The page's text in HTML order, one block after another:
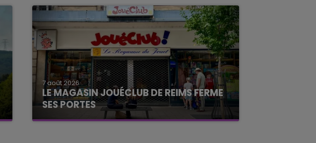
7 août 2026
LE MAGASIN JOUÉCLUB DE REIMS FERME
SES PORTES
C'était l'une des institutions du centre-ville